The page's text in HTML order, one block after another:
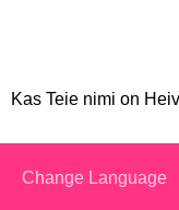
Kas Teie nimi on
Change Language